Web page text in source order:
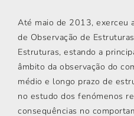
Até maio de 2013, exerceu
de Observação de
Estruturas, estando a
âmbito da observação do
médio e longo prazo de
no estudo dos fenómenos
consequências no